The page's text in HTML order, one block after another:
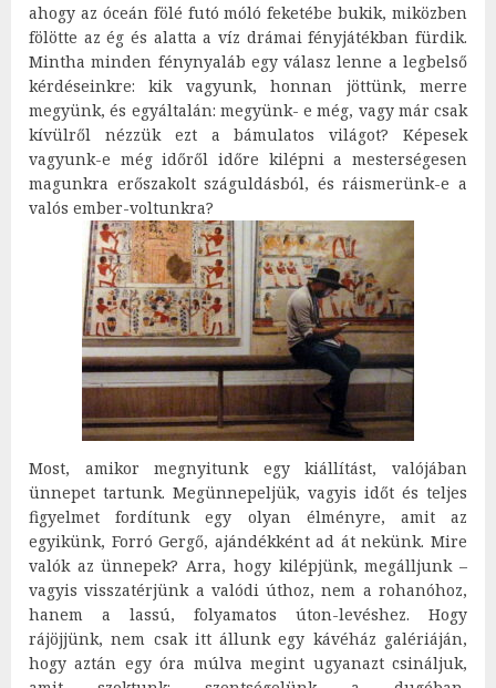
ahogy az óceán fölé futó móló feketébe bukik, miközben
fölötte az ég és alatta a víz drámai fényjátékban fürdik.
Mintha minden fénynyaláb egy válasz lenne a legbelső
kérdéseinkre: kik vagyunk, honnan jöttünk, merre
megyünk, és egyáltalán: megyünk- e még, vagy már csak
kívülről nézzük ezt a bámulatos világot? Képesek
vagyunk-e még időről időre kilépni a mesterségesen
magunkra erőszakolt száguldásból, és ráismerünk-e a
valós ember-voltunkra?
Most, amikor megnyitunk egy kiállítást, valójában
ünnepet tartunk. Megünnepeljük, vagyis időt és teljes
figyelmet fordítunk egy olyan élményre, amit az
egyikünk, Forró Gergő, ajándékként ad át nekünk. Mire
valók az ünnepek? Arra, hogy kilépjünk, megálljunk –
vagyis visszatérjünk a valódi úthoz, nem a rohanóhoz,
hanem a lassú, folyamatos úton-levéshez. Hogy
rájöjjünk, nem csak itt állunk egy kávéház galériáján,
hogy aztán egy óra múlva megint ugyanazt csináljuk,